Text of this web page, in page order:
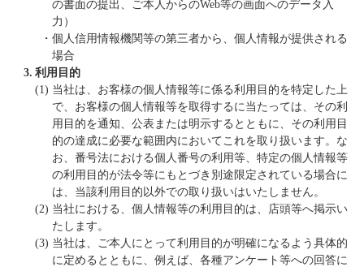
の書面の提出、ご本人からのWeb等の画面へのデータ入
力）
・ 個人信用情報機関等の第三者から、個人情報が提供される
場合
3. 利用目的
(1) 当社は、お客様の個人情報等に係る利用目的を特定した上
で、お客様の個人情報等を取得するに当たっては、その利
用目的を通知、公表または明示するとともに、その利用目
的の達成に必要な範囲内においてこれを取り扱います。な
お、番号法における個人番号の利用等、特定の個人情報等
の利用目的が法令等にもとづき別途限定されている場合に
は、当該利用目的以外での取り扱いはいたしません。
(2) 当社における、個人情報等の利用目的は、店頭等へ掲示い
たします。
(3) 当社は、ご本人にとって利用目的が明確になるよう具体的
に定めるとともに、例えば、各種アンケート等への回答に